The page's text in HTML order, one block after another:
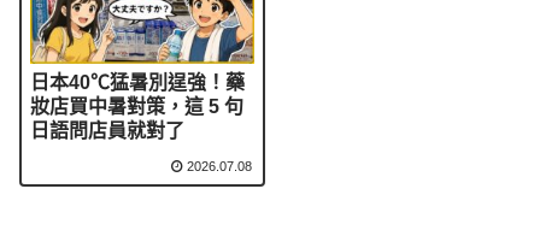
日本40℃猛暑別逞強！藥
妝店買中暑對策，這 5 句
日語問店員就對了
2026.07.08